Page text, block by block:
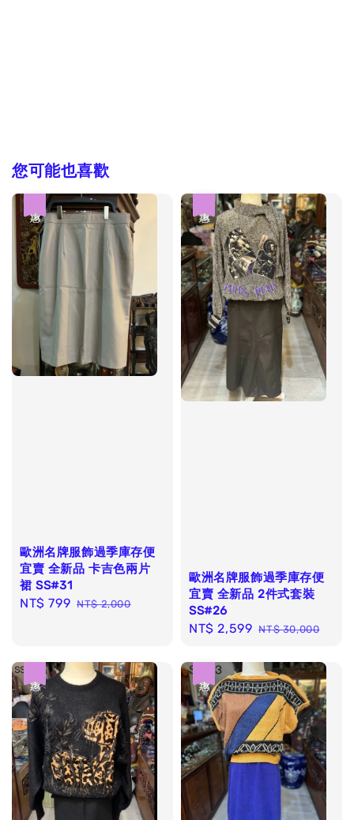
您可能也喜歡
歐洲名牌服飾過季庫存便
宜賣 全新品 卡吉色兩片
裙 SS#31
Sale
NT$ 799 Regular
NT$ 2,000
歐洲名牌服飾過季庫存便
宜賣 全新品 2件式套裝
SS#26
Sale
NT$ 2,599 Regular
NT$ 30,000